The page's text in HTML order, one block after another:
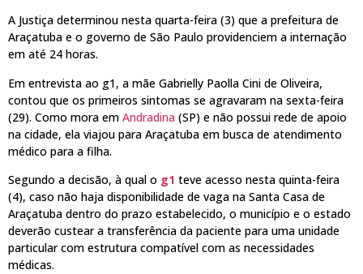
A Justiça determinou nesta quarta-feira (3) que a prefeitura de
Araçatuba e o governo de São Paulo providenciem a internação
em até 24 horas.
Em entrevista ao g1, a mãe Gabrielly Paolla Cini de Oliveira,
contou que os primeiros sintomas se agravaram na sexta-feira
(29). Como mora em Andradina (SP) e não possui rede de apoio
na cidade, ela viajou para Araçatuba em busca de atendimento
médico para a filha.
Segundo a decisão, à qual o g1 teve acesso nesta quinta-feira
(4), caso não haja disponibilidade de vaga na Santa Casa de
Araçatuba dentro do prazo estabelecido, o município e o estado
deverão custear a transferência da paciente para uma unidade
particular com estrutura compatível com as necessidades
médicas.